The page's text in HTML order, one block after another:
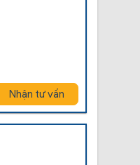
Nhận tư vấn